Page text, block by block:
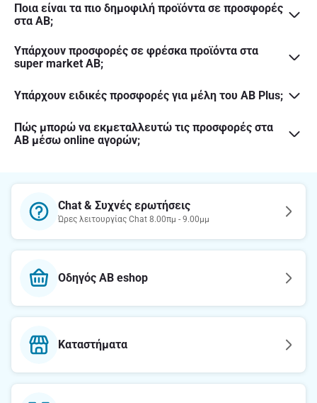
Ποια είναι τα πιο δημοφιλή προϊόντα σε προσφορές
στα AB;
Υπάρχουν προσφορές σε φρέσκα προϊόντα στα
super market AB;
Υπάρχουν ειδικές προσφορές για μέλη του AB Plus;
Πώς μπορώ να εκμεταλλευτώ τις προσφορές στα
AB μέσω online αγορών;
Chat & Συχνές ερωτήσεις
Ώρες λειτουργίας Chat 8.00πμ - 9.00μμ
Οδηγός AB eshop
Καταστήματα